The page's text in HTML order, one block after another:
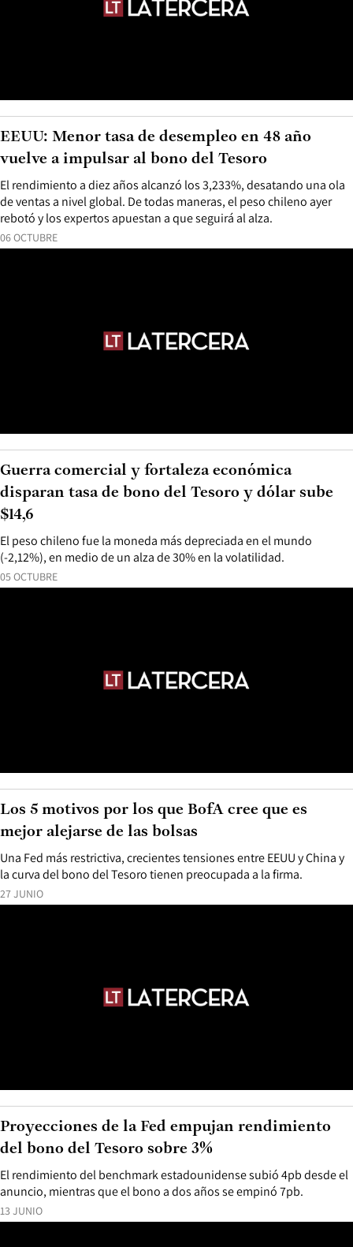
06 OCTUBRE
El rendimiento a diez años alcanzó los 3,233%, desatando una ola
de ventas a nivel global. De todas maneras, el peso chileno ayer
rebotó y los expertos apuestan a que seguirá al alza.
EEUU: Menor tasa de desempleo en 48 año
vuelve a impulsar al bono del Tesoro
05 OCTUBRE
El peso chileno fue la moneda más depreciada en el mundo
(-2,12%), en medio de un alza de 30% en la volatilidad.
Guerra comercial y fortaleza económica
disparan tasa de bono del Tesoro y dólar sube
$14,6
27 JUNIO
Una Fed más restrictiva, crecientes tensiones entre EEUU y China y
la curva del bono del Tesoro tienen preocupada a la firma.
Los 5 motivos por los que BofA cree que es
mejor alejarse de las bolsas
13 JUNIO
El rendimiento del benchmark estadounidense subió 4pb desde el
anuncio, mientras que el bono a dos años se empinó 7pb.
Proyecciones de la Fed empujan rendimiento
del bono del Tesoro sobre 3%